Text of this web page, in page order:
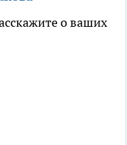
о ваших